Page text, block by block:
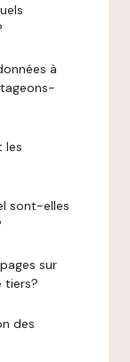
à
les
sont-elles
sur
tiers?
des